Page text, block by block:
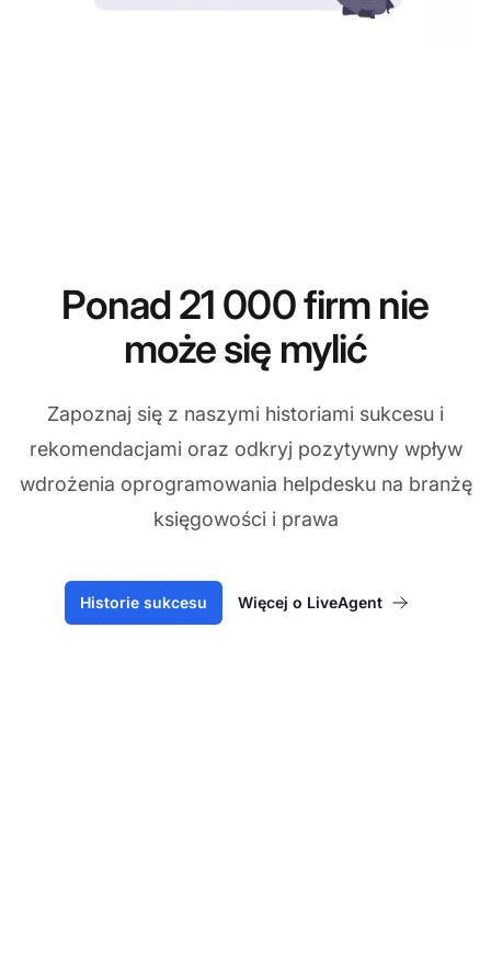
Ponad 21 000 firm nie
może się mylić
Zapoznaj się z naszymi historiami sukcesu i
rekomendacjami oraz odkryj pozytywny wpływ
wdrożenia oprogramowania helpdesku na branżę
księgowości i prawa
Historie sukcesu Więcej o LiveAgent